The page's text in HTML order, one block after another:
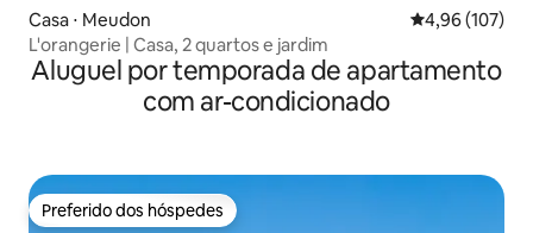
Casa ⋅ Meudon 4,96 de uma
4,96 (107)
L'orangerie | Casa, 2 quartos e jardim
Aluguel por temporada de apartamento
com ar-condicionado
Preferido dos hóspedes
Preferido dos hóspedes